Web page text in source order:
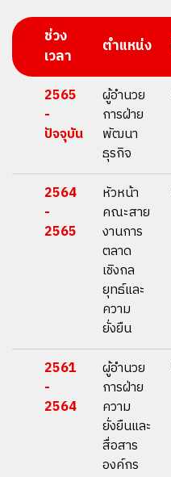
ช่วง
เวลา
ตำแหน่ง
2565
-
ปัจจุบัน
ผู้อำนวย
การฝ่าย
พัฒนา
ธุรกิจ
2564
-
2565
หัวหน้า
คณะสาย
งานการ
ตลาด
เชิงกล
ยุทธ์และ
ความ
ยั่งยืน
2561
-
2564
ผู้อำนวย
การฝ่าย
ความ
ยั่งยืนและ
สื่อสาร
องค์กร